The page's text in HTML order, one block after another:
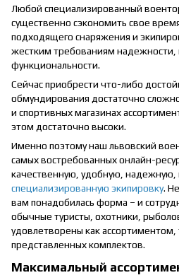
Любой специализированный
существенно сэкономить свое
подходящего снаряжения и
жестким требованиям надежности,
функциональности.
Сейчас приобрести что-либо
обмундирования достаточно
и спортивных магазинах
этом достаточно высоки.
Именно поэтому наш львовский
самых востребованных онлайн-
качественную, удобную,
специализированную экипировку.
вам понадобилась форма – и
обычные туристы, охотники,
удовлетворены как ассортиментом,
представленных комплектов.
Максимальный